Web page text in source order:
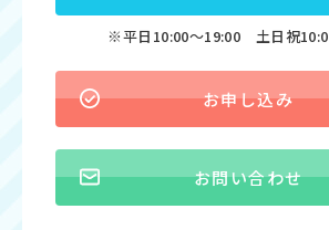
※平日10:00〜19:00 土日祝
お申し込み
お問い合わせ